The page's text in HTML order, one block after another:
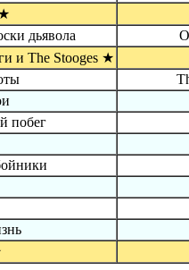
дьявола
и The Stooges ★
побег